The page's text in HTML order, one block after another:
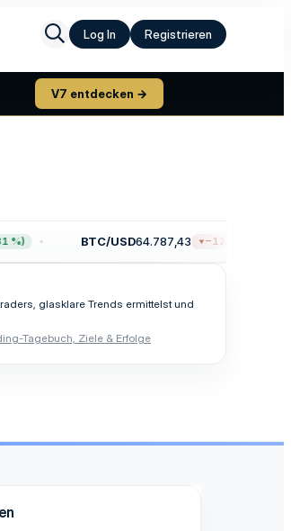
Log In Registrieren
V7 entdecken →
BTC/USD64.787,43 −121,05 (−0,19
glasklare Trends ermittelst und
Tagebuch, Ziele & Erfolge